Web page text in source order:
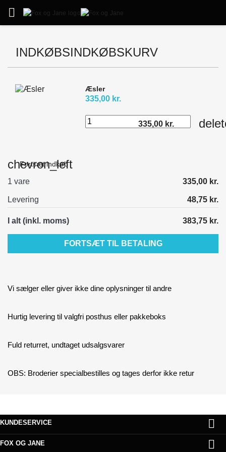

INDKØBSINDKØBSKURV
Æsler
335,00 kr.
335,00 kr.
chevron_left
Fortsæt indkøb
1 vare 335,00 kr.
Levering 48,75 kr.
I alt (inkl. moms) 383,75 kr.
FORTSÆT TIL BETALING
Vi sælger eller giver ikke dine oplysninger til andre
Hurtig levering til valgfri posthus eller pakkeboks
Fuld returret, undtaget udsalgsvarer
OBS: Broderier specialbestilles og tages derfor ikke retur
KUNDESERVICE 
FOX OG JANE 